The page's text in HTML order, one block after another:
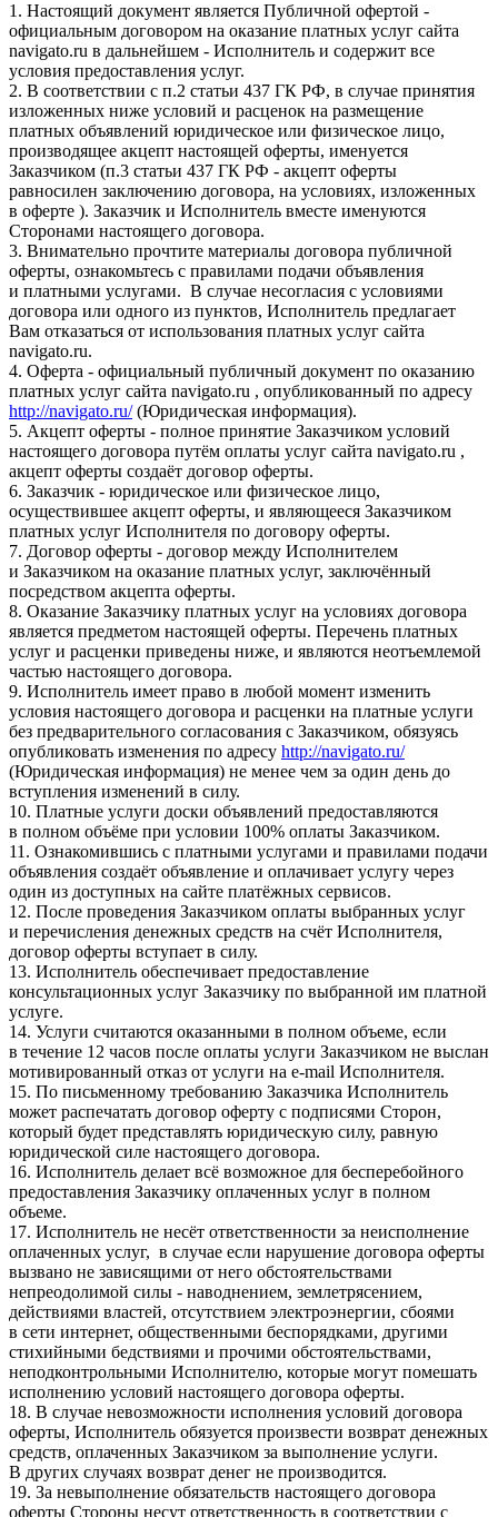
1. Настоящий документ является Публичной офертой -
официальным договором на оказание платных услуг сайта
navigato.ru в дальнейшем - Исполнитель и содержит все
условия предоставления услуг.
2. В соответствии с п.2 статьи 437 ГК РФ, в случае принятия
изложенных ниже условий и расценок на размещение
платных объявлений юридическое или физическое лицо,
производящее акцепт настоящей оферты, именуется
Заказчиком (п.3 статьи 437 ГК РФ - акцепт оферты
равносилен заключению договора, на условиях, изложенных
в оферте ). Заказчик и Исполнитель вместе именуются
Сторонами настоящего договора.
3. Внимательно прочтите материалы договора публичной
оферты, ознакомьтесь с правилами подачи объявления
и платными услугами. В случае несогласия с условиями
договора или одного из пунктов, Исполнитель предлагает
Вам отказаться от использования платных услуг сайта
navigato.ru.
4. Оферта - официальный публичный документ по оказанию
платных услуг сайта navigato.ru , опубликованный по адресу
http://navigato.ru/(Юридическая информация).
5. Акцепт оферты - полное принятие Заказчиком условий
настоящего договора путём оплаты услуг сайта navigato.ru ,
акцепт оферты создаёт договор оферты.
6. Заказчик - юридическое или физическое лицо,
осуществившее акцепт оферты, и являющееся Заказчиком
платных услуг Исполнителя по договору оферты.
7. Договор оферты - договор между Исполнителем
и Заказчиком на оказание платных услуг, заключённый
посредством акцепта оферты.
8. Оказание Заказчику платных услуг на условиях договора
является предметом настоящей оферты. Перечень платных
услуг и расценки приведены ниже, и являются неотъемлемой
частью настоящего договора.
9. Исполнитель имеет право в любой момент изменить
условия настоящего договора и расценки на платные услуги
без предварительного согласования с Заказчиком, обязуясь
опубликовать изменения по адресу http://navigato.ru/
(Юридическая информация) не менее чем за один день до
вступления изменений в силу.
10. Платные услуги доски объявлений предоставляются
в полном объёме при условии 100% оплаты Заказчиком.
11. Ознакомившись с платными услугами и правилами подачи
объявления создаёт объявление и оплачивает услугу через
один из доступных на сайте платёжных сервисов.
12. После проведения Заказчиком оплаты выбранных услуг
и перечисления денежных средств на счёт Исполнителя,
договор оферты вступает в силу.
13. Исполнитель обеспечивает предоставление
консультационных услуг Заказчику по выбранной им платной
услуге.
14. Услуги считаются оказанными в полном объеме, если
в течение 12 часов после оплаты услуги Заказчиком не выслан
мотивированный отказ от услуги на e-mail Исполнителя.
15. По письменному требованию Заказчика Исполнитель
может распечатать договор оферту с подписями Сторон,
который будет представлять юридическую силу, равную
юридической силе настоящего договора.
16. Исполнитель делает всё возможное для бесперебойного
предоставления Заказчику оплаченных услуг в полном
объеме.
17. Исполнитель не несёт ответственности за неисполнение
оплаченных услуг, в случае если нарушение договора оферты
вызвано не зависящими от него обстоятельствами
непреодолимой силы - наводнением, землетрясением,
действиями властей, отсутствием электроэнергии, сбоями
в сети интернет, общественными беспорядками, другими
стихийными бедствиями и прочими обстоятельствами,
неподконтрольными Исполнителю, которые могут помешать
исполнению условий настоящего договора оферты.
18. В случае невозможности исполнения условий договора
оферты, Исполнитель обязуется произвести возврат денежных
средств, оплаченных Заказчиком за выполнение услуги.
В других случаях возврат денег не производится.
19. За невыполнение обязательств настоящего договора
оферты Стороны несут ответственность в соответствии с